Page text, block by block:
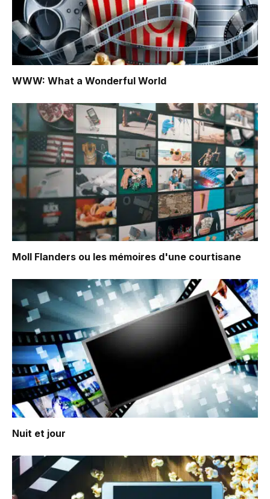
WWW: What a Wonderful World
Moll Flanders ou les mémoires d'une courtisane
Nuit et jour